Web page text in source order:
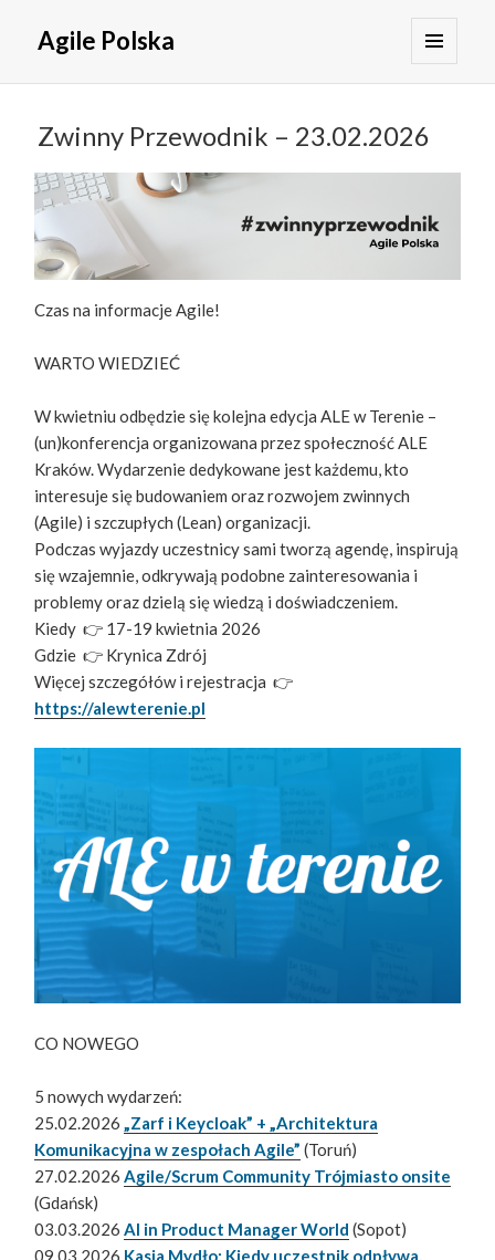
Agile Polska
WIDGETY
Zwinny Przewodnik – 23.02.2026
Czas na informacje Agile!
WARTO WIEDZIEĆ
W kwietniu odbędzie się kolejna edycja ALE w Terenie –
(un)konferencja organizowana przez społeczność ALE
Kraków. Wydarzenie dedykowane jest każdemu, kto
interesuje się budowaniem oraz rozwojem zwinnych
(Agile) i szczupłych (Lean) organizacji.
Podczas wyjazdy uczestnicy sami tworzą agendę, inspirują
się wzajemnie, odkrywają podobne zainteresowania i
problemy oraz dzielą się wiedzą i doświadczeniem.
Kiedy 👉 17-19 kwietnia 2026
Gdzie 👉 Krynica Zdrój
Więcej szczegółów i rejestracja 👉
https://alewterenie.pl
CO NOWEGO
5 nowych wydarzeń:
25.02.2026„Zarf i Keycloak” + „Architektura
Komunikacyjna w zespołach Agile” (Toruń)
27.02.2026Agile/Scrum Community Trójmiasto onsite
(Gdańsk)
03.03.2026AI in Product Manager World (Sopot)
09.03.2026 Kasia Mydło: Kiedy uczestnik odpływa,